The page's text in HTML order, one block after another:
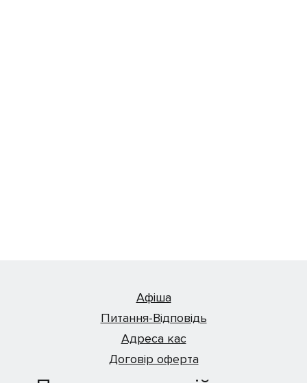
Афіша
Питання-Відповідь
Адреса кас
Договір оферта